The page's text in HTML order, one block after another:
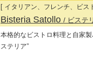
[ イタリアン、フレンチ、ビス
Bisteria Satollo/ ビステ
本格的なビストロ料理と自家
ステリア”